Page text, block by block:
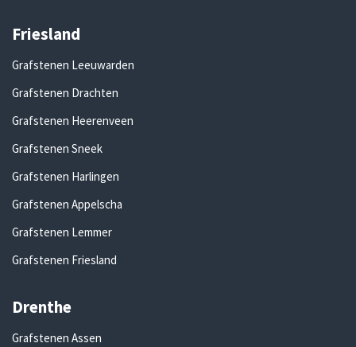
Friesland
Grafstenen Leeuwarden
Grafstenen Drachten
Grafstenen Heerenveen
Grafstenen Sneek
Grafstenen Harlingen
Grafstenen Appelscha
Grafstenen Lemmer
Grafstenen Friesland
Drenthe
Grafstenen Assen